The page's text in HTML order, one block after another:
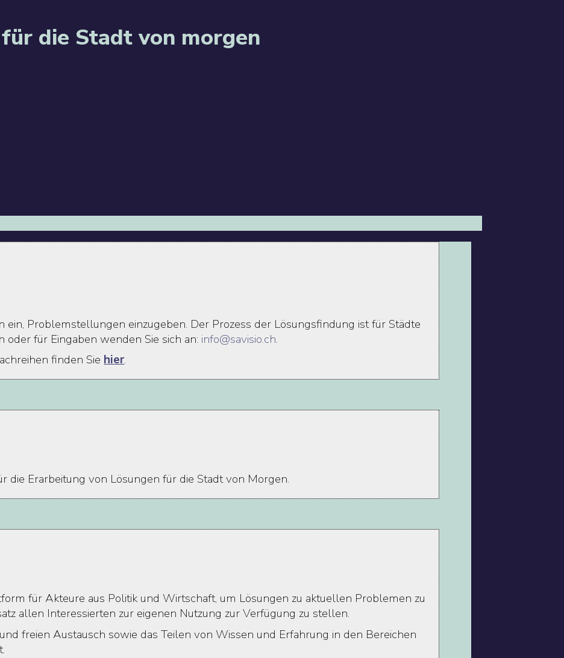
die Stadt von morgen
Problemstellungen einzugeben. Der Prozess der Lösungsfindung ist für Städte
für Eingaben wenden Sie sich an: info@savisio.ch.
finden Sie hier.
die Erarbeitung von Lösungen für die Stadt von Morgen.
für Akteure aus Politik und Wirtschaft, um Lösungen zu aktuellen Problemen zu
allen Interessierten zur eigenen Nutzung zur Verfügung zu stellen.
freien Austausch sowie das Teilen von Wissen und Erfahrung in den Bereichen